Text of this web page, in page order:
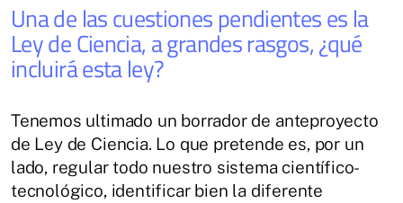
Una de las cuestiones pendientes es la
Ley de Ciencia, a grandes rasgos, ¿qué
incluirá esta ley?
Tenemos ultimado un borrador de anteproyecto
de Ley de Ciencia. Lo que pretende es, por un
lado, regular todo nuestro sistema científico-
tecnológico, identificar bien la diferente